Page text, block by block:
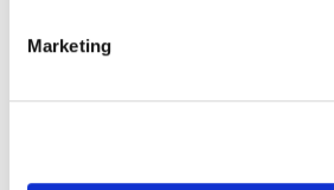
Marketing